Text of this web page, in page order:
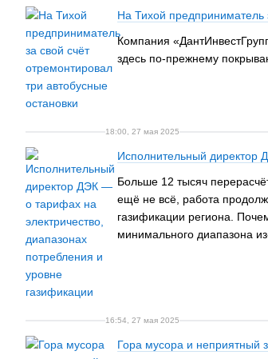
На Тихой предприниматель
Компания
здесь по-прежнему
18:00, 27 мая 2025
Исполнительный директор
Больше 12 тысяч
ещё не всё, работа
газификации региона.
минимального диапазона
16:54, 27 мая 2025
Гора мусора и неприятный